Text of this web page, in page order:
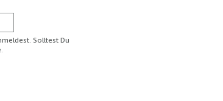
Solltest Du